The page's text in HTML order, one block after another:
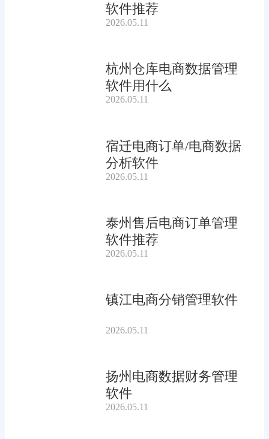
软件推荐
2026.05.11
杭州仓库电商数据管理
软件用什么
2026.05.11
宿迁电商订单/电商数据
分析软件
2026.05.11
泰州售后电商订单管理
软件推荐
2026.05.11
镇江电商分销管理软件
2026.05.11
扬州电商数据财务管理
软件
2026.05.11